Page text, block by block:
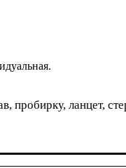
пробирку, ланцет,